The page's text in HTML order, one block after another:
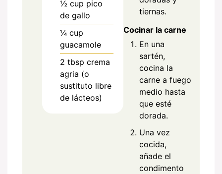
½ cup pico
de gallo
¼ cup
guacamole
2 tbsp crema
agria (o
sustituto libre
de lácteos)
tiernas.
Cocinar la carne
En una
sartén,
cocina la
carne a fuego
medio hasta
que esté
dorada.
Una vez
cocida,
añade el
condimento